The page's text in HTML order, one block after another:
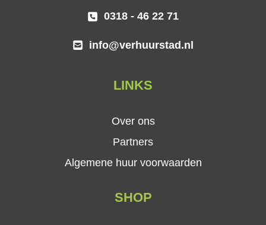
0318 - 46 22 71
info@verhuurstad.nl
LINKS
Over ons
Partners
Algemene huur voorwaarden
SHOP